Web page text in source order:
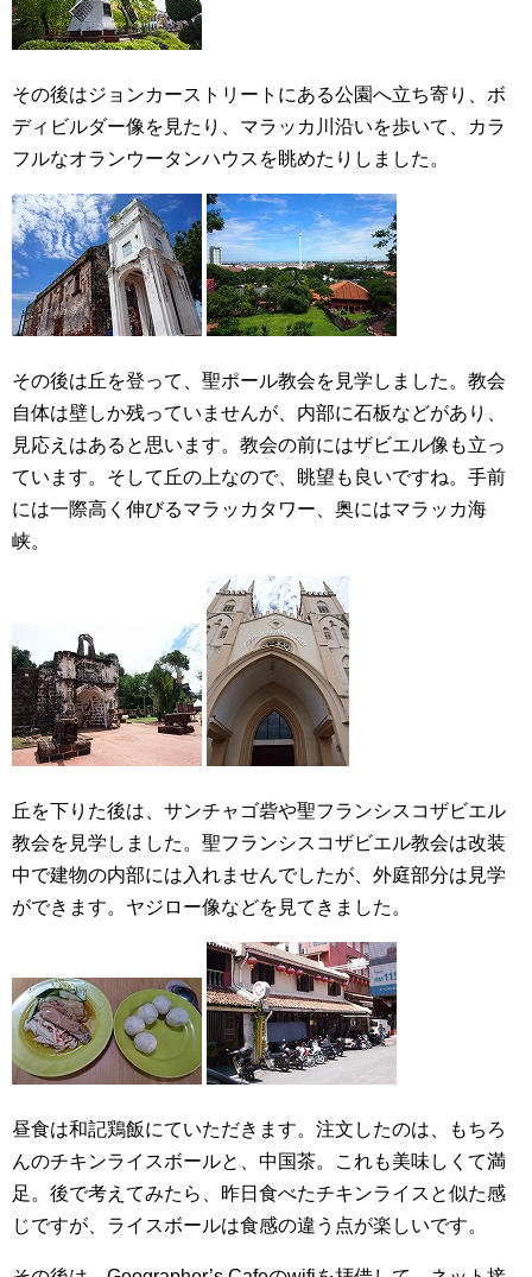
その後はジョンカーストリートにある公園へ立ち寄り、ボ
ディビルダー像を見たり、マラッカ川沿いを歩いて、カラ
フルなオランウータンハウスを眺めたりしました。
その後は丘を登って、聖ポール教会を見学しました。教会
自体は壁しか残っていませんが、内部に石板などがあり、
見応えはあると思います。教会の前にはザビエル像も立っ
ています。そして丘の上なので、眺望も良いですね。手前
には一際高く伸びるマラッカタワー、奥にはマラッカ海
峡。
丘を下りた後は、サンチャゴ砦や聖フランシスコザビエル
教会を見学しました。聖フランシスコザビエル教会は改装
中で建物の内部には入れませんでしたが、外庭部分は見学
ができます。ヤジロー像などを見てきました。
昼食は和記鶏飯にていただきます。注文したのは、もちろ
んのチキンライスボールと、中国茶。これも美味しくて満
足。後で考えてみたら、昨日食べたチキンライスと似た感
じですが、ライスボールは食感の違う点が楽しいです。